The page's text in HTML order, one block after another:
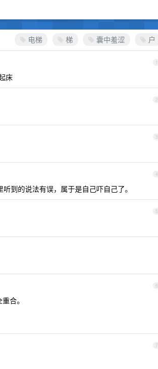
电梯 梯 囊中羞涩 户
1
床
2
3
4
到的说法有误，属于是自己吓自己了。
5
6
合。
7